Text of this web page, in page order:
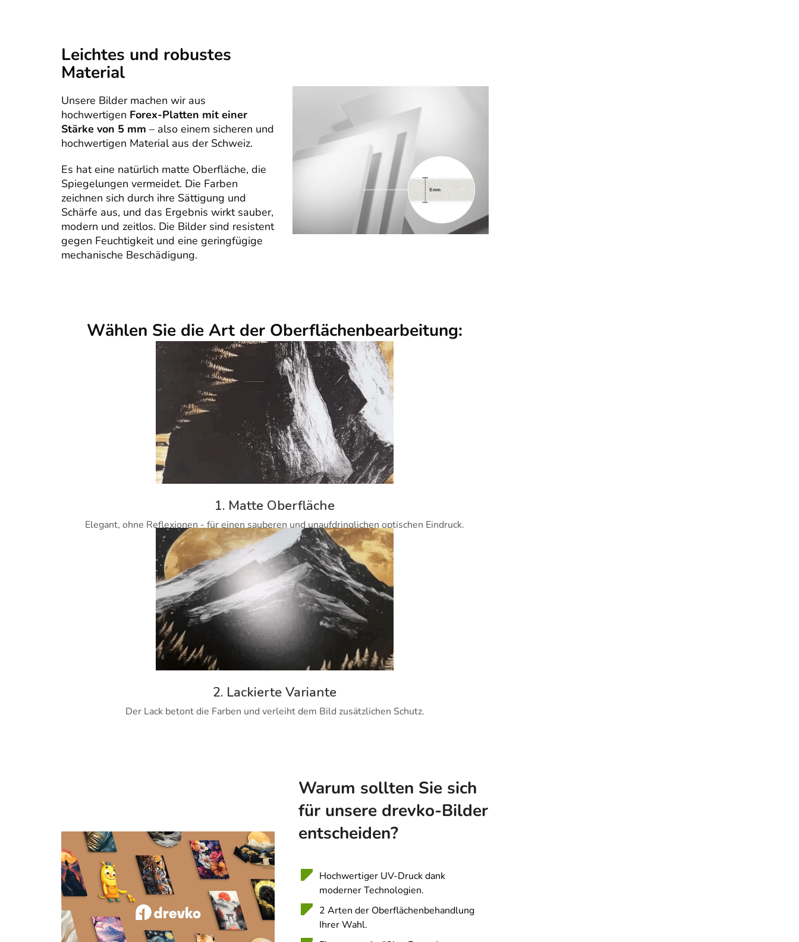
Leichtes und robustes
Material
Unsere Bilder machen wir aus
hochwertigen Forex-Platten mit einer
Stärke von 5 mm – also einem sicheren und
hochwertigen Material aus der Schweiz.
Es hat eine natürlich matte Oberfläche, die
Spiegelungen vermeidet. Die Farben
zeichnen sich durch ihre Sättigung und
Schärfe aus, und das Ergebnis wirkt sauber,
modern und zeitlos. Die Bilder sind resistent
gegen Feuchtigkeit und eine geringfügige
mechanische Beschädigung.
Wählen Sie die Art der Oberflächenbearbeitung:
1. Matte Oberfläche
Elegant, ohne Reflexionen - für einen sauberen und unaufdringlichen optischen Eindruck.
2. Lackierte Variante
Der Lack betont die Farben und verleiht dem Bild zusätzlichen Schutz.
Warum sollten Sie sich
für unsere drevko-Bilder
entscheiden?
Hochwertiger UV-Druck dank
moderner Technologien.
2 Arten der Oberflächenbehandlung
Ihrer Wahl.